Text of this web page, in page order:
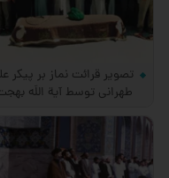
تصویر قرائت نماز بر پیکر
طهرانی توسط آیة اللَه